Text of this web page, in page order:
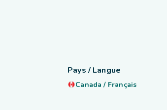
Pays / Langue
Canada / Français